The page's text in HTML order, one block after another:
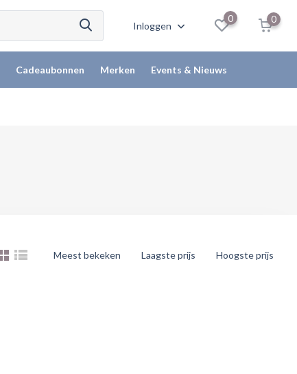
Inloggen
0 0
Cadeaubonnen Merken Events & Nieuws
Meest bekeken Laagste prijs Hoogste prijs